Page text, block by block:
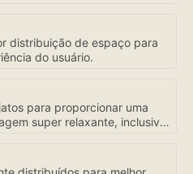
distribuição de espaço para
do usuário.
para proporcionar uma
super relaxante, inclusive
motobomba do mercado –
Spa focada em seu bem-